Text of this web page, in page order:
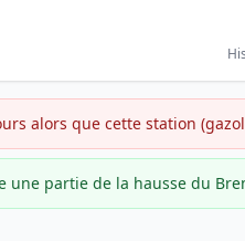
alors que cette station
une partie de la hausse du